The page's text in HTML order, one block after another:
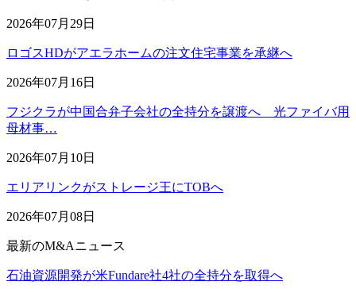
2026年07月29日
ロゴスHDがアエラホームの注文住宅事業を承継へ
2026年07月16日
フジクラが中国合弁子会社の全持分を譲渡へ 光ファイバ用
母材事…
2026年07月10日
エリアリンクがストレージ王にTOBへ
2026年07月08日
最新のM&Aニュース
石油資源開発が米Fundare社4社の全持分を取得へ